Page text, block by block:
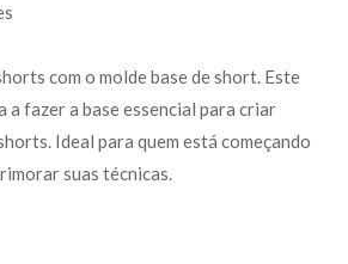
com o molde base de short. Este
fazer a base essencial para criar
Ideal para quem está começando
suas técnicas.